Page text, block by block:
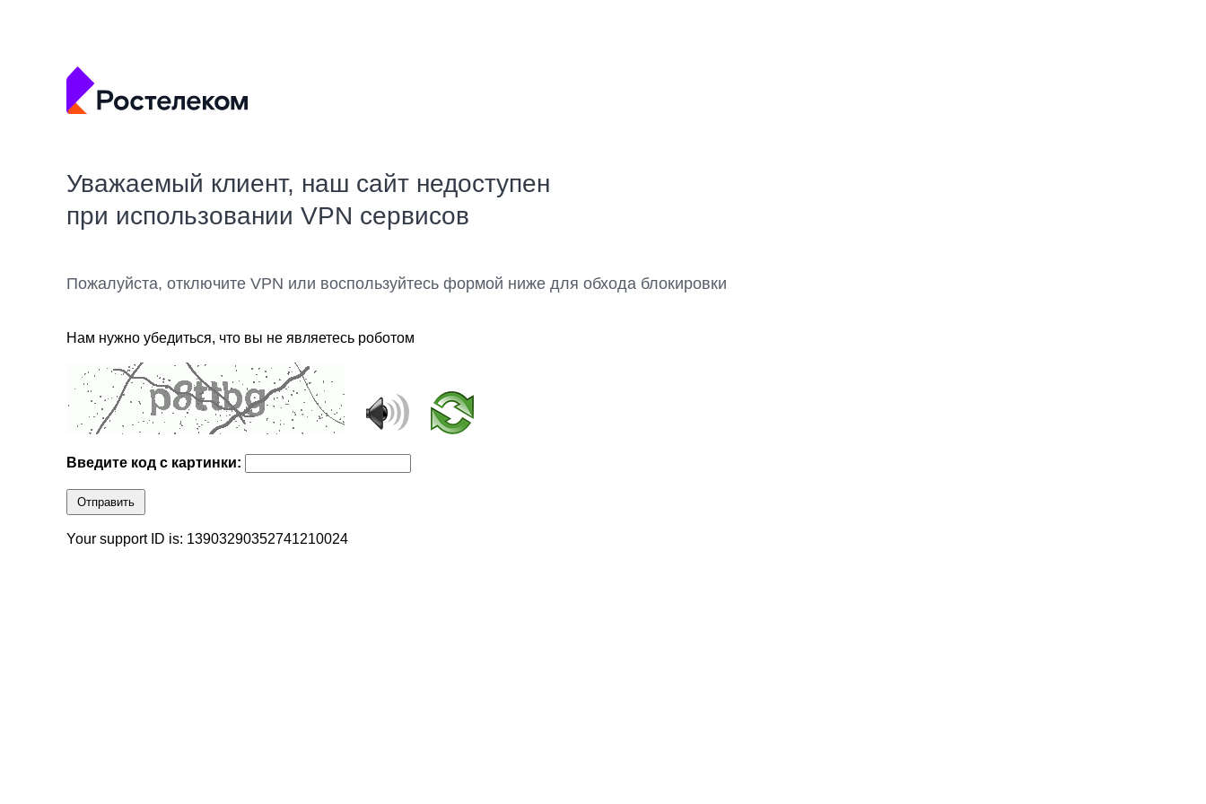
Уважаемый клиент, наш сайт недоступен
при использовании VPN сервисов
Пожалуйста, отключите VPN или воспользуйтесь формой ниже для обхода блокировки
Нам нужно убедиться, что вы не являетесь роботом
Введите код с картинки:
Отправить
Your support ID is: 13903290352741210024